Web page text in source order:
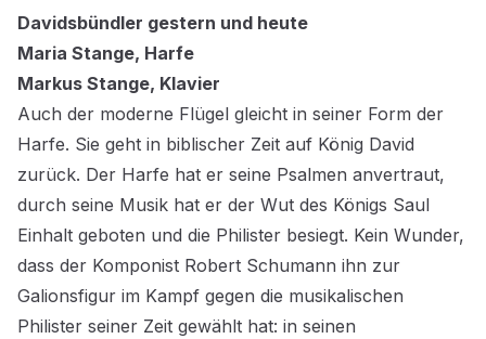
Davidsbündler gestern und heute
Maria Stange, Harfe
Markus Stange, Klavier
Auch der moderne Flügel gleicht in seiner Form der
Harfe. Sie geht in biblischer Zeit auf König David
zurück. Der Harfe hat er seine Psalmen anvertraut,
durch seine Musik hat er der Wut des Königs Saul
Einhalt geboten und die Philister besiegt. Kein Wunder,
dass der Komponist Robert Schumann ihn zur
Galionsfigur im Kampf gegen die musikalischen
Philister seiner Zeit gewählt hat: in seinen